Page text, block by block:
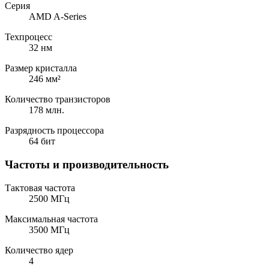
Серия
AMD A-Series
Техпроцесс
32 нм
Размер кристалла
246 мм²
Количество транзисторов
178 млн.
Разрядность процессора
64 бит
Частоты и производительность
Тактовая частота
2500 МГц
Максимальная частота
3500 МГц
Количество ядер
4